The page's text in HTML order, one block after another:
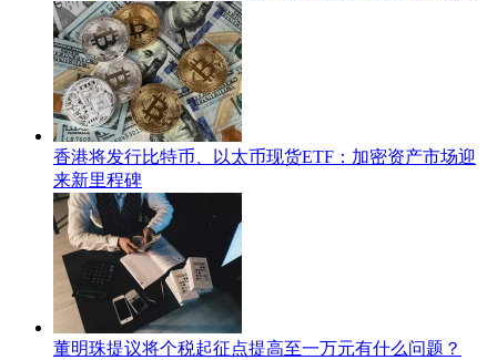
香港将发行比特币、以太币现货ETF：加密资产市场迎
来新里程碑
董明珠提议将个税起征点提高至一万元有什么问题？